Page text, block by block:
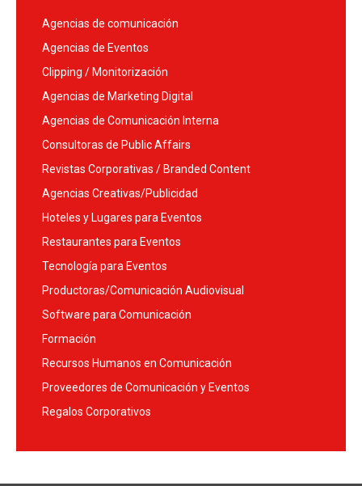
Agencias de comunicación
Agencias de Eventos
Clipping / Monitorización
Agencias de Marketing Digital
Agencias de Comunicación Interna
Consultoras de Public Affairs
Revistas Corporativas / Branded Content
Agencias Creativas/Publicidad
Hoteles y Lugares para Eventos
Restaurantes para Eventos
Tecnología para Eventos
Productoras/Comunicación Audiovisual
Software para Comunicación
Formación
Recursos Humanos en Comunicación
Proveedores de Comunicación y Eventos
Regalos Corporativos